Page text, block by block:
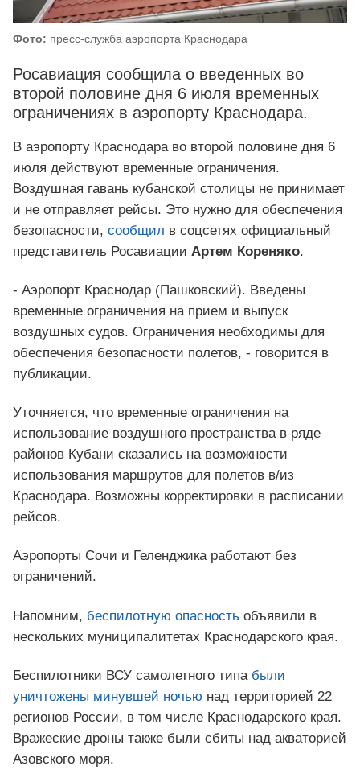
Фото: пресс-служба аэропорта Краснодара
Росавиация сообщила о введенных во
второй половине дня 6 июля временных
ограничениях в аэропорту Краснодара.
В аэропорту Краснодара во второй половине дня 6
июля действуют временные ограничения.
Воздушная гавань кубанской столицы не принимает
и не отправляет рейсы. Это нужно для обеспечения
безопасности, сообщил в соцсетях официальный
представитель Росавиации Артем Кореняко.
- Аэропорт Краснодар (Пашковский). Введены
временные ограничения на прием и выпуск
воздушных судов. Ограничения необходимы для
обеспечения безопасности полетов, - говорится в
публикации.
Уточняется, что временные ограничения на
использование воздушного пространства в ряде
районов Кубани сказались на возможности
использования маршрутов для полетов в/из
Краснодара. Возможны корректировки в расписании
рейсов.
Аэропорты Сочи и Геленджика работают без
ограничений.
Напомним, беспилотную опасность объявили в
нескольких муниципалитетах Краснодарского края.
Беспилотники ВСУ самолетного типа были
уничтожены минувшей ночью над территорией 22
регионов России, в том числе Краснодарского края.
Вражеские дроны также были сбиты над акваторией
Азовского моря.